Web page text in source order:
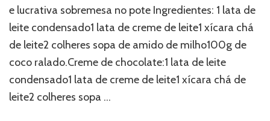
e lucrativa sobremesa no pote Ingredientes: 1 lata de
leite condensado1 lata de creme de leite1 xícara chá
de leite2 colheres sopa de amido de milho100g de
coco ralado.Creme de chocolate:1 lata de leite
condensado1 lata de creme de leite1 xícara chá de
leite2 colheres sopa …